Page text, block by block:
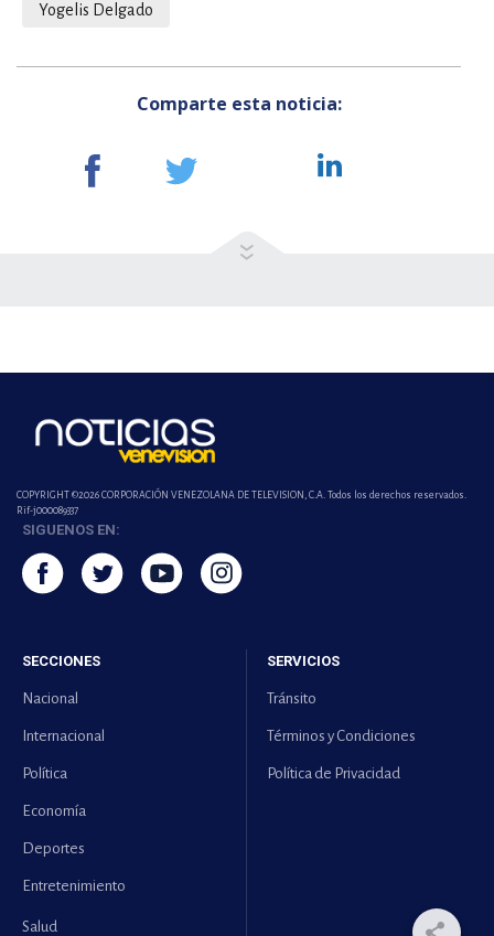
Yogelis Delgado
Comparte esta noticia:
COPYRIGHT ©2026 CORPORACIÓN VENEZOLANA DE TELEVISION, C.A. Todos los derechos reservados.
Rif-j000089337
SIGUENOS EN:
SECCIONES
Nacional
Internacional
Política
Economía
Deportes
Entretenimiento
Salud
SERVICIOS
Tránsito
Términos y Condiciones
Política de Privacidad